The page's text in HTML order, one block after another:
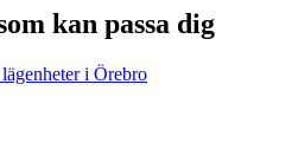
kan passa dig
i Örebro